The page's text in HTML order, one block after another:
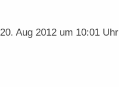
20. Aug 2012 um 10:01 Uhr